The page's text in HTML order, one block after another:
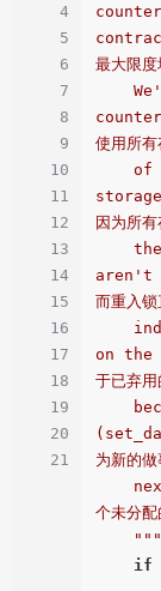
4
5
6
7
8
9
10
11
12
13
14
15
16
17
18
19
20
21
最大限度
使用所有
因为所
aren't
而重入锁
on the
于已弃
为新的
个未分配
    """
if